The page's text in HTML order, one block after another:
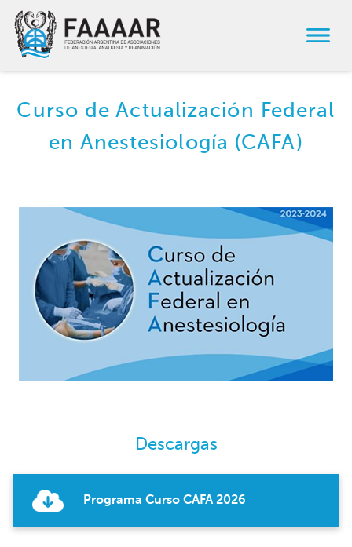
Curso de Actualización Federal
en Anestesiología (CAFA)
Descargas
Programa Curso CAFA 2026